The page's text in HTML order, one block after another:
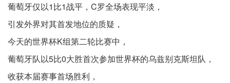
葡萄牙仅以1比1战平，C罗全场表现平淡，
引发外界对其首发地位的质疑，
今天的世界杯K组第二轮比赛中，
葡萄牙队以5比0大胜首次参加世界杯的乌兹别克斯坦队，
收获本届赛事首场胜利，